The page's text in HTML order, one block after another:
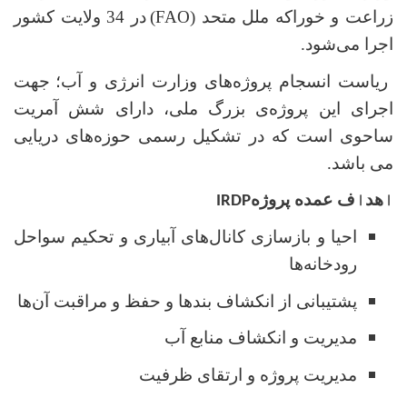
زراعت و خوراکه ملل متحد ((FAO
در 34 ولایت کشور
اجرا می‌شود.
ریاست انسجام پروژه‌های وزارت انرژی و آب؛ جهت
اجرای این پروژه‌ی بزرگ ملی، دارای شش آمریت
ساحوی است که در تشکیل رسمی حوزه‌های دریایی
می باشد.
ا هد ا ف عمده پروژهIRDP
احیا و بازسازی کانال‌های آبیاری و تحکیم سواحل
رودخانه‌ها
پشتیبانی از انکشاف بندها و حفظ و مراقبت آن‌ها
مدیریت و انکشاف منابع آب
مدیریت پروژه و ارتقای ظرفیت